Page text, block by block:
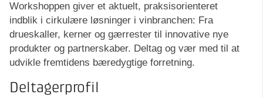
Workshoppen giver et aktuelt, praksisorienteret
indblik i cirkulære løsninger i vinbranchen: Fra
drueskaller, kerner og gærrester til innovative nye
produkter og partnerskaber. Deltag og vær med til at
udvikle fremtidens bæredygtige forretning.
Deltagerprofil